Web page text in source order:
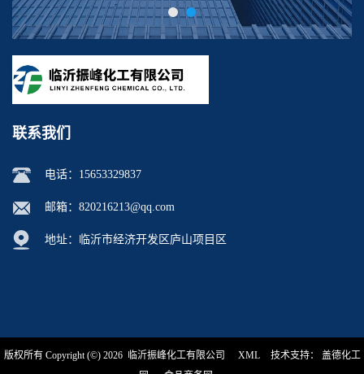
联系我们
电话： 15653329837
邮箱： 820216213@qq.com
地址：临沂市经济开发区庐山项目区
版权所有 Copyright (©) 2026 临沂振峰化工有限公司 XML 技术支持： 盖德化工